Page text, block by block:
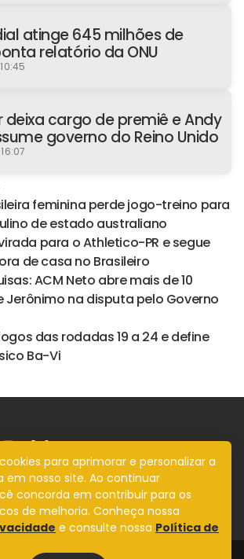
atinge 645 milhões de
relatório da ONU
deixa cargo de premiê e Andy
governo do Reino Unido
feminina perde jogo-treino para
de estado australiano
para o Athletico-PR e segue
de casa no Brasileiro
ACM Neto abre mais de 10
Jerônimo na disputa pelo Governo
das rodadas 19 a 24 e define
Ba-Vi
imparcialidade
para aprimorar e personalizar a
em nosso site. Ao continuar
concorda em contribuir para os
de melhoria. Conheça nossa
e consulte nossa Política de